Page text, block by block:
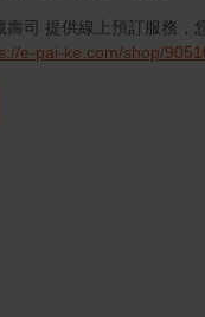
壽司 提供線上預訂服務，
e-pai-ke.com/shop/